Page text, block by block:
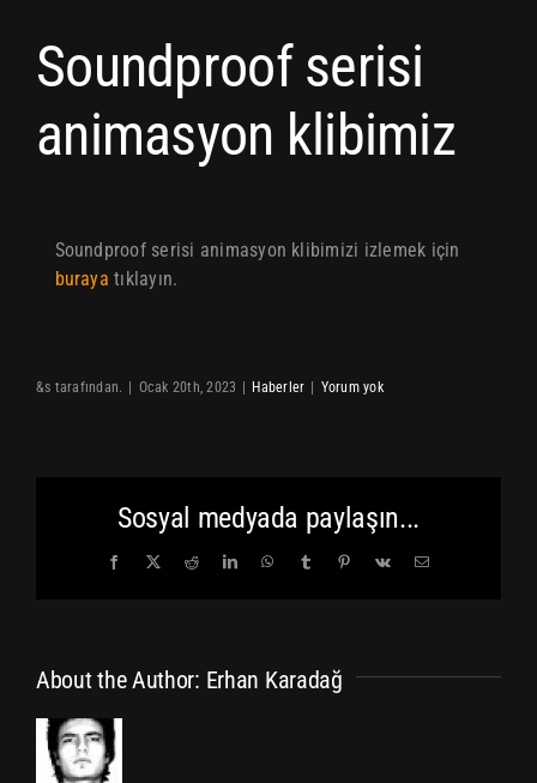
SEPET
Soundproof serisi
animasyon klibimiz
Soundproof serisi animasyon klibimizi izlemek için
buraya tıklayın.
&s tarafından. | Ocak 20th, 2023 | Haberler | Yorum yok
Sosyal medyada paylaşın...
Facebook
X RedditLinkedInWhatsAppTumblr PinterestVk
E-
About the Author: Erhan Karadağ